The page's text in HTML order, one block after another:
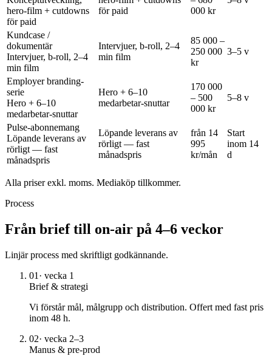
hero-film + cutdowns
för paid
för paid
000 kr
Kundcase /
dokumentär
Intervjuer, b-roll, 2–4
min film
Intervjuer, b-roll, 2–4
min film
85 000 –
250 000
kr
3–5 v
Employer branding-
serie
Hero + 6–10
medarbetar-snuttar
Hero + 6–10
medarbetar-snuttar
170 000
– 500
000 kr
5–8 v
Pulse-abonnemang
Löpande leverans av
rörligt — fast
månadspris
Löpande leverans av
rörligt — fast
månadspris
från 14
995
kr/mån
Start
inom 14
d
Alla priser exkl. moms. Mediaköp tillkommer.
Process
Från brief till on-air på 4–6 veckor
Linjär process med skriftligt godkännande.
01 · vecka 1
Brief & strategi
Vi förstår mål, målgrupp och distribution. Offert med fast pris
inom 48 h.
02· vecka 2–3
Manus & pre-prod